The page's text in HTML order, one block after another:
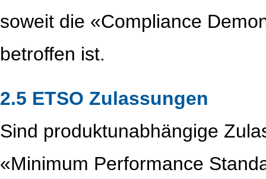
soweit die «Compliance
betroffen ist.
2.5 ETSO Zulassungen
Sind produktunabhängige
«Minimum Performance